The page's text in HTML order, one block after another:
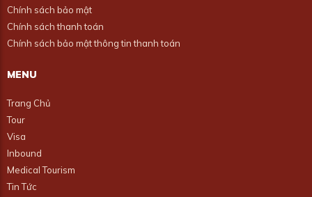
Chính sách bảo mật
Chính sách thanh toán
Chính sách bảo mật thông tin thanh toán
MENU
Trang Chủ
Tour
Visa
Inbound
Medical Tourism
Tin Tức